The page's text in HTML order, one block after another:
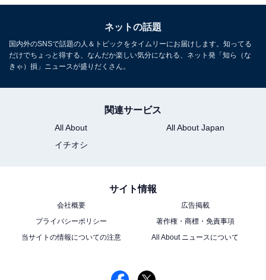
ネットの話題
国内外のSNSで話題の人＆トピックをタイムリーにお届けします。知ってる
だけでちょっと得する、なんだか楽しい気分になれる、ネット発「知ら（な
きゃ）損」ニュースが盛りだくさん。
関連サービス
All About
All About Japan
イチオシ
サイト情報
会社概要
広告掲載
プライバシーポリシー
著作権・商標・免責事項
当サイトの情報についての注意
All About ニュースについて